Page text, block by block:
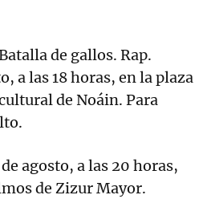
de gallos. Rap.
a las 18 horas, en la plaza
de Noáin. Para
agosto, a las 20 horas,
de Zizur Mayor.